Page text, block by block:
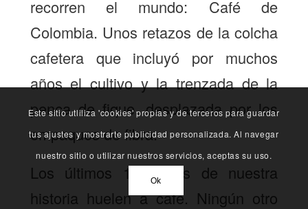
recorren el mundo: Café de
Colombia. Unos retazos de la colcha
cafetera que incluyó por muchos
años el cultivo y la trenzada de la
penca de fique, desplazada por los
empaques de fibra.
Los últimos 170 años de nuestra
historia huelen a café. Ningún otro
Este sitio utliliza 'cookies' propias y de terceros para guardar
tus ajustes y mostrarte publicidad personalizada. Al navegar
nuestro sitio o utilizar nuestros servicios, aceptas su uso.
Ok